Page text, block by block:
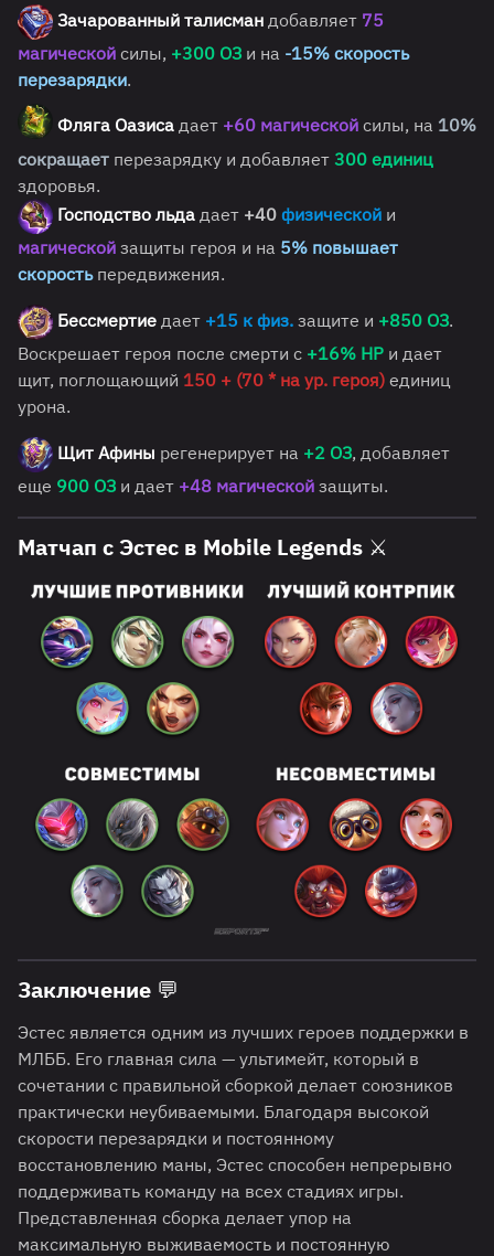
Зачарованный талисман добавляет 75
магической силы, +300 ОЗ и на -15% скорость
перезарядки.
Фляга Оазиса дает +60 магической силы, на 10%
сокращает перезарядку и добавляет 300 единиц
здоровья.
Господство льда дает +40 физической и
магической защиты героя и на 5% повышает
скоростьпередвижения.
Бессмертие дает +15 к физ. защите и +850 ОЗ.
Воскрешает героя после смерти с +16% HP и дает
щит, поглощающий 150 + (70 * на ур. героя) единиц
урона.
Щит Афины регенерирует на +2 ОЗ, добавляет
еще 900 ОЗ и дает +48 магической защиты.
Матчап c Эстес в Mobile Legends ⚔️
Заключение 💬
Эстес является одним из лучших героев поддержки в
МЛББ. Его главная сила — ультимейт, который в
сочетании с правильной сборкой делает союзников
практически неубиваемыми. Благодаря высокой
скорости перезарядки и постоянному
восстановлению маны, Эстес способен непрерывно
поддерживать команду на всех стадиях игры.
Представленная сборка делает упор на
максимальную выживаемость и постоянную